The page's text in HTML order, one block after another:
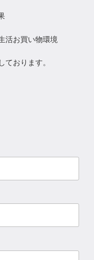
活お買い物環境
ております。